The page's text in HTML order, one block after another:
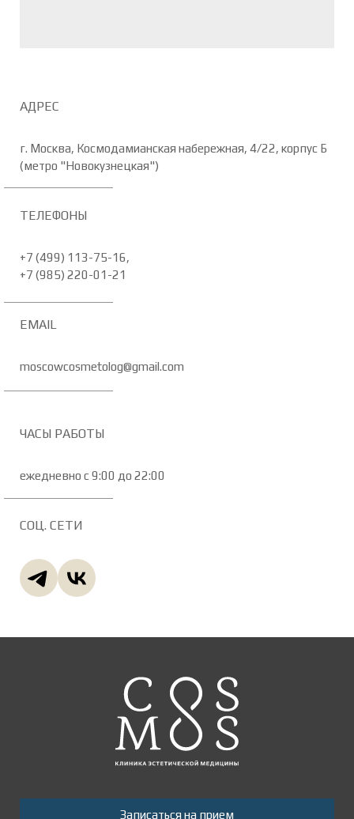
АДРЕС
г. Москва, Космодамианская набережная, 4/22, корпус Б
(метро "Новокузнецкая")
ТЕЛЕФОНЫ
+7 (499) 113-75-16,
+7 (985) 220-01-21
EMAIL
moscowcosmetolog@gmail.com
ЧАСЫ РАБОТЫ
ежедневно с 9:00 до 22:00
СОЦ. СЕТИ
Записаться на прием